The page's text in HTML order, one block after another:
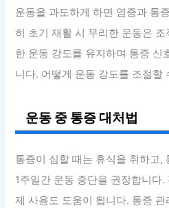
운동을 과도하게 하면 염증과 통
히 초기 재활 시 무리한 운동은
한 운동 강도를 유지하며 통증 신
니다. 어떻게 운동 강도를 조절할
운동 중 통증 대처법
통증이 심할 때는 휴식을 취하고,
1주일간 운동 중단을 권장합니다
제 사용도 도움이 됩니다. 통증